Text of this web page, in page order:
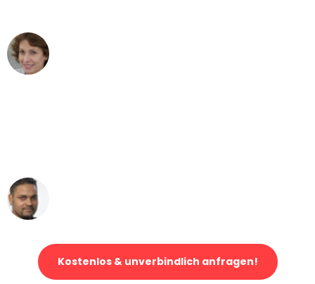
Kostenlos & unverbindlich anfragen!